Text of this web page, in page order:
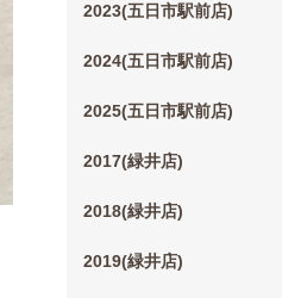
2023(五日市駅前店)
2024(五日市駅前店)
2025(五日市駅前店)
2017(緑井店)
2018(緑井店)
2019(緑井店)